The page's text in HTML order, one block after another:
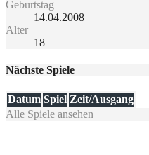
Geburtstag
14.04.2008
Alter
18
Nächste Spiele
Datum Spiel Zeit/Ausgang
Alle Spiele ansehen